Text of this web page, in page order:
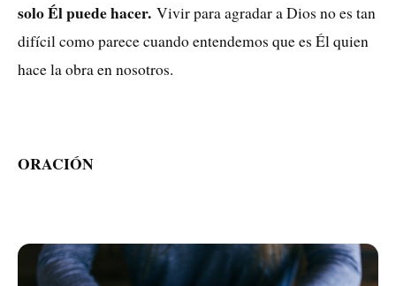
solo Él puede hacer. Vivir para agradar a Dios no es tan
difícil como parece cuando entendemos que es Él quien
hace la obra en nosotros.
ORACIÓN